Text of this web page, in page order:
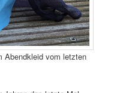
Abendkleid vom letzten